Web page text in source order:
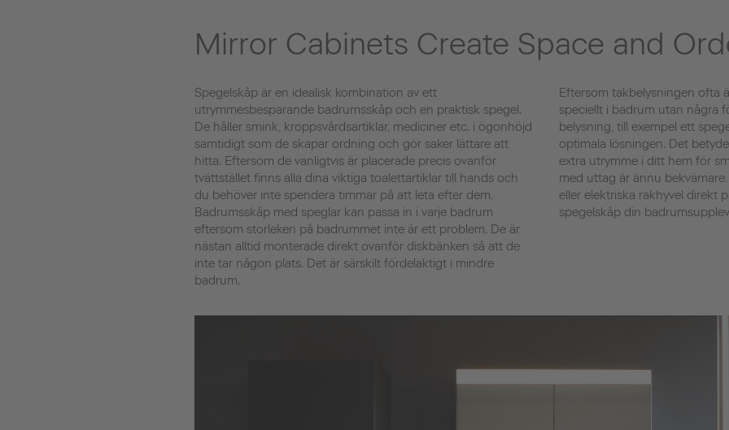
Mirror Cabinets Create Space and
Spegelskåp är en idealisk kombination av ett
utrymmesbesparande badrumsskåp och en praktisk spegel.
De håller smink, kroppsvårdsartiklar, mediciner etc. i ögonhöjd
samtidigt som de skapar ordning och gör saker lättare att
hitta. Eftersom de vanligtvis är placerade precis ovanför
tvättstället finns alla dina viktiga toalettartiklar till hands och
du behöver inte spendera timmar på att leta efter dem.
Badrumsskåp med speglar kan passa in i varje badrum
eftersom storleken på badrummet inte är ett problem. De är
nästan alltid monterade direkt ovanför diskbänken så att de
inte tar någon plats. Det är särskilt fördelaktigt i mindre
badrum.
Eftersom takbelysningen ofta
speciellt i badrum utan några
belysning, till exempel ett
optimala lösningen. Det
extra utrymme i ditt hem för
med uttag är ännu
eller elektriska rakhyvel direkt
spegelskåp din